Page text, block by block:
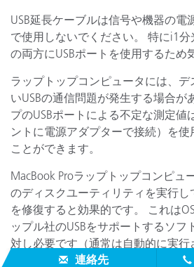
USB延長ケーブルは信号や機器の電
で使用しないでください。 特にi1
の両方にUSBポートを使用するため
ラップトップコンピュータには、
いUSBの通信問題が発生する場合が
プのUSBポートによる不定な測定値
ントに電源アダプターで接続）を
ことができます。
MacBook Proラップトップコンピュ
のディスクユーティリティを実行
を修復すると効果的です。 これは
ップル社のUSBをサポートするソフ
対し必要です（通常は自動的に実行
連絡先